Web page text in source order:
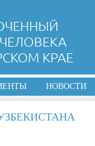
КРАЕ
НОВОСТИ